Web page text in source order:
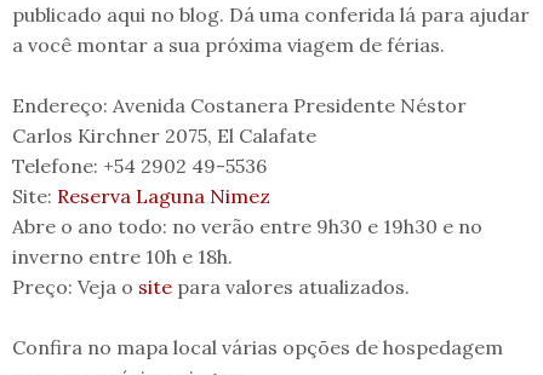
publicado aqui no blog. Dá uma conferida lá para ajudar
a você montar a sua próxima viagem de férias.
Endereço: Avenida Costanera Presidente Néstor
Carlos Kirchner 2075, El Calafate
Telefone: +54 2902 49-5536
Site: Reserva Laguna Nimez
Abre o ano todo: no verão entre 9h30 e 19h30 e no
inverno entre 10h e 18h.
Preço: Veja o site para valores atualizados.
Confira no mapa local várias opções de hospedagem